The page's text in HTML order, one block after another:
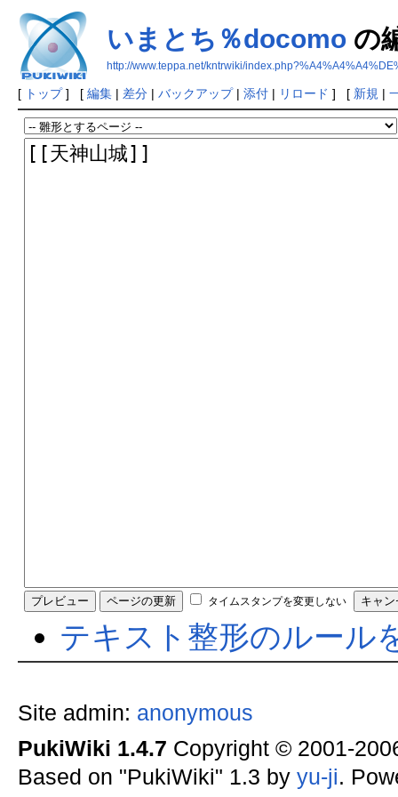
いまとち％docomoの
http://www.teppa.net/kntrwiki/
[ トップ] [ 編集| 差分| バックアップ| 添付| リロード ] [ 新規 |
タイムスタンプを変更しない
テキスト整形のルール
Site admin: anonymous
PukiWiki 1.4.7 Copyright © 2001-
Based on "PukiWiki" 1.3 by yu-ji.